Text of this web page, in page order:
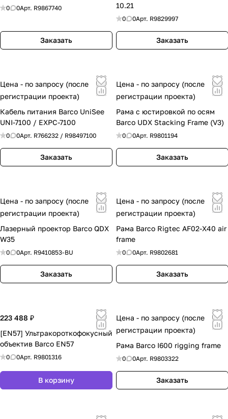
масштабных инфраструктурных объектах.
Можно ли заказать Barco в Москве с
подбором?
Да. В «Аудиосайте» можно подобрать
Связанные брендовые и продуктовые
страницы
Для комплексного оснащения объекта
можно сразу перейти к смежным решениям:
профессиональным дисплеям, LED-экранам,
проекционному оборудованию,
видеоконференцсвязи, аудиосистемам,
усилителям и AV-коммутации.
Lumien Дисплеи Dahua Technology Дисплеи
Nextouch Дисплеи Barco Дисплеи Panasonic
LED-экраны и видеостены
LED-экраны LG
экраны QSTECH
LED-экраны Absen LED-
экраны Leyard
Проекторы
Видеоконференцсвязь
ВКС Panasonic
ВКС IconBIT ВКС InfoBIT ВКС
ITC ВКС Numark
Аудиосистемы, усилители и коммутация
Системы ITC
Biamp Audio Системы Intrend
Системы DSProAudio Усилители Kramer
0 0Арт. R9867740
Заказать
10.21
0 0Арт. R9829997
Заказать
Цена - по запросу (после
регистрации проекта)
Кабель питания Barco UniSee
UNI-7100 / EXPC-7100
0 0Арт. R766232 / R98497100
Заказать
Цена - по запросу (после
регистрации проекта)
Рама с юстировкой по осям
Barco UDX Stacking Frame (V3)
0 0Арт. R9801194
Заказать
Цена - по запросу (после
регистрации проекта)
Лазерный проектор Barco QDX
W35
0 0Арт. R9410853-BU
Заказать
Цена - по запросу (после
регистрации проекта)
Рама Barco Rigtec AF02-X40 air
frame
0 0Арт. R9802681
Заказать
223 488 ₽
[EN57] Ультракороткофокусный
объектив Barco EN57
0 0Арт. R9801316
В корзину
Цена - по запросу (после
регистрации проекта)
Рама Barco I600 rigging frame
0 0Арт. R9803322
Заказать